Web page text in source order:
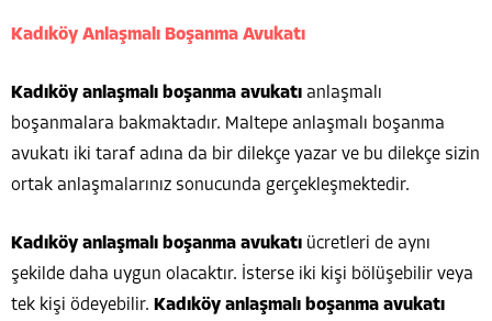
Kadıköy Anlaşmalı Boşanma Avukatı
Kadıköy anlaşmalı boşanma avukatı anlaşmalı
boşanmalara bakmaktadır. Maltepe anlaşmalı boşanma
avukatı iki taraf adına da bir dilekçe yazar ve bu dilekçe sizin
ortak anlaşmalarınız sonucunda gerçekleşmektedir.
Kadıköy anlaşmalı boşanma avukatı ücretleri de aynı
şekilde daha uygun olacaktır. İsterse iki kişi bölüşebilir veya
tek kişi ödeyebilir. Kadıköy anlaşmalı boşanma avukatı